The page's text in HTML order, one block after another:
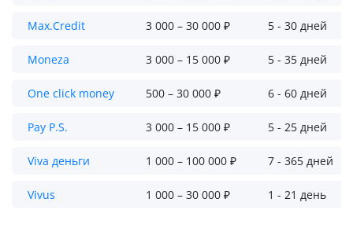
Max.Credit 3 000 – 30 000 ₽ 5 - 30 дней
Moneza 3 000 – 15 000 ₽ 5 - 35 дней
One click money 500 – 30 000 ₽ 6 - 60 дней
Pay P.S. 3 000 – 15 000 ₽ 5 - 25 дней
Viva деньги 1 000 – 100 000 ₽ 7 - 365 дней
Vivus 1 000 – 30 000 ₽ 1 - 21 день